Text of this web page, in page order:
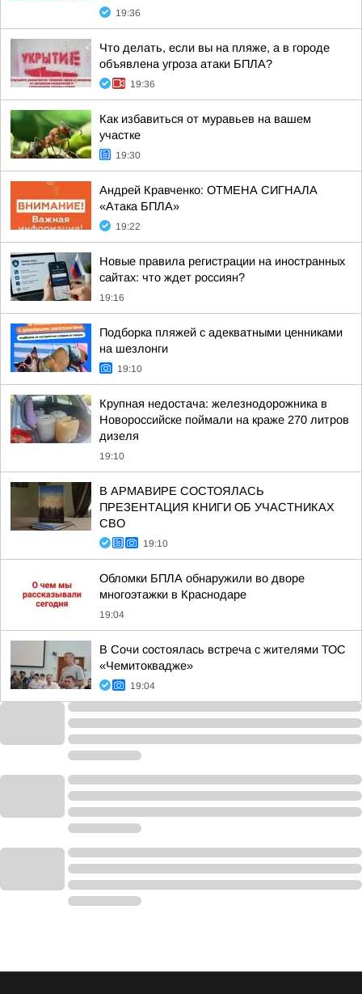
19:36
Что делать, если вы на пляже, а в городе
объявлена угроза атаки БПЛА?
19:36
Как избавиться от муравьев на вашем
участке
19:30
Андрей Кравченко: ОТМЕНА СИГНАЛА
«Атака БПЛА»
19:22
Новые правила регистрации на иностранных
сайтах: что ждет россиян?
19:16
Подборка пляжей с адекватными ценниками
на шезлонги
19:10
Крупная недостача: железнодорожника в
Новороссийске поймали на краже 270 литров
дизеля
19:10
В АРМАВИРЕ СОСТОЯЛАСЬ
ПРЕЗЕНТАЦИЯ КНИГИ ОБ УЧАСТНИКАХ
СВО
19:10
Обломки БПЛА обнаружили во дворе
многоэтажки в Краснодаре
19:04
В Сочи состоялась встреча с жителями ТОС
«Чемитоквадже»
19:04